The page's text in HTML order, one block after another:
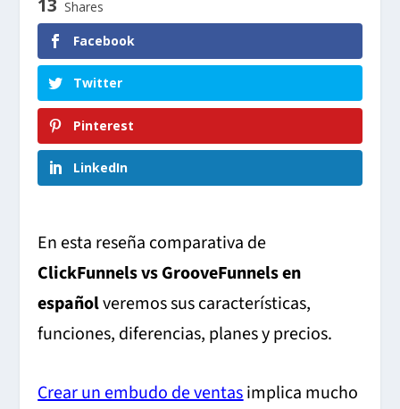
13 Shares
Facebook
Twitter
Pinterest
LinkedIn
En esta reseña comparativa de
ClickFunnels vs GrooveFunnels en
españolveremos sus características,
funciones, diferencias, planes y precios.
Crear un embudo de ventasimplica mucho